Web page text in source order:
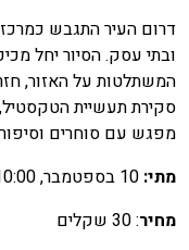
העיר התגבש כמרכז
עסק. הסיור יחל
על האזור,
תעשיית הטקסטיל,
עם סוחרים
10 בספטמבר, 10:00
: 30 שקלים